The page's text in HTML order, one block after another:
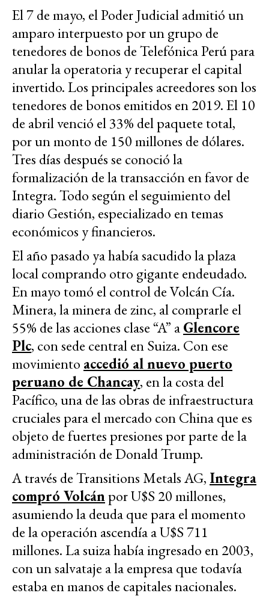
El 7 de mayo, el Poder Judicial admitió un
amparo interpuesto por un grupo de
tenedores de bonos de Telefónica Perú para
anular la operatoria y recuperar el capital
invertido. Los principales acreedores son los
tenedores de bonos emitidos en 2019. El 10
de abril venció el 33% del paquete total,
por un monto de 150 millones de dólares.
Tres días después se conoció la
formalización de la transacción en favor de
Integra. Todo según el seguimiento del
diario Gestión, especializado en temas
económicos y financieros.
El año pasado ya había sacudido la plaza
local comprando otro gigante endeudado.
En mayo tomó el control de Volcán Cía.
Minera, la minera de zinc, al comprarle el
55% de las acciones clase “A” aGlencore
Plc, con sede central en Suiza. Con ese
movimiento accedió al nuevo puerto
peruano de Chancay, en la costa del
Pacífico, una de las obras de infraestructura
cruciales para el mercado con China que es
objeto de fuertes presiones por parte de la
administración de Donald Trump.
A través de Transitions Metals AG, Integra
compró Volcánpor U$S 20 millones,
asumiendo la deuda que para el momento
de la operación ascendía a U$S 711
millones. La suiza había ingresado en 2003,
con un salvataje a la empresa que todavía
estaba en manos de capitales nacionales.